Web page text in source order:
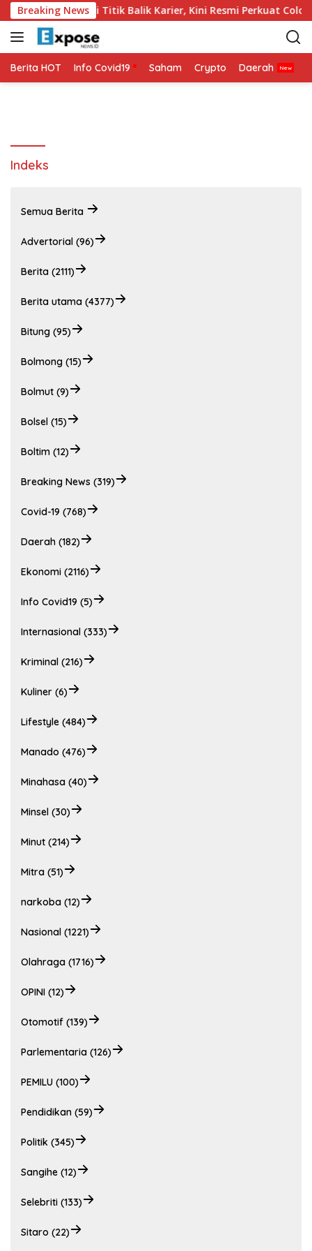
a
g
u
Breaking News
2026 Jadi Titik Balik Karier, Kini Resmi Perkuat Colo-Colo
Berita HOT Info Covid19 Saham Crypto Daerah
Indeks
Semua Berita
Advertorial (96)
Berita (2111)
Berita utama (4377)
Bitung (95)
Bolmong (15)
Bolmut (9)
Bolsel (15)
Boltim (12)
Breaking News (319)
Covid-19 (768)
Daerah (182)
Ekonomi (2116)
Info Covid19 (5)
Internasional (333)
Kriminal (216)
Kuliner (6)
Lifestyle (484)
Manado (476)
Minahasa (40)
Minsel (30)
Minut (214)
Mitra (51)
narkoba (12)
Nasional (1221)
Olahraga (1716)
OPINI (12)
Otomotif (139)
Parlementaria (126)
PEMILU (100)
Pendidikan (59)
Politik (345)
Sangihe (12)
Selebriti (133)
Sitaro (22)